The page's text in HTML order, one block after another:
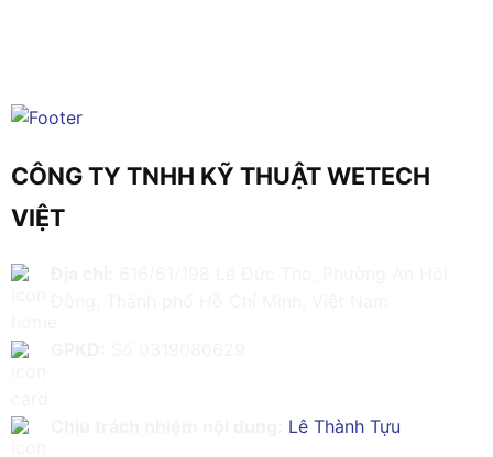
CÔNG TY TNHH KỸ THUẬT WETECH
VIỆT
Lê Thành Tựu